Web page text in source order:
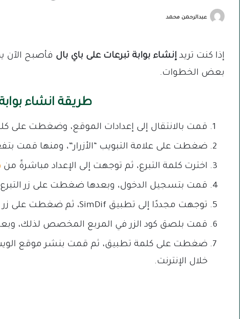
عبدالرحمن محمد
إذا كنت تريد إنشاء بوابة تبرعات على باي بال فأصبح الآن
بعض الخطوات.
طريقة انشاء
قمت بالانتقال إلى إعدادات الموقع، وضغطت على
ضغطت على علامة التبويب “الأزرار”، ومنها قمت
اخترت كلمة التبرع، ثم توجهت إلى الإعداد مباشرةً من
قمت بتسجيل الدخول، وبعدها ضغطت على زر
توجهت مجددًا إلى تطبيق SimDif، ثم ضغطت على زر تبرع الظاهر في قائمة الصفحات.
قمت بلصق كود الزر في المربع المخصص لذلك،
ضغطت على كلمة تطبيق، ثم قمت بنشر موقع الويب
خلال الإنترنت.